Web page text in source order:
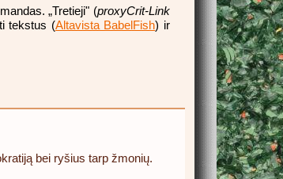
„Tretieji" (proxyCrit-Link
tekstus (Altavista BabelFish) ir
bei ryšius tarp žmonių.